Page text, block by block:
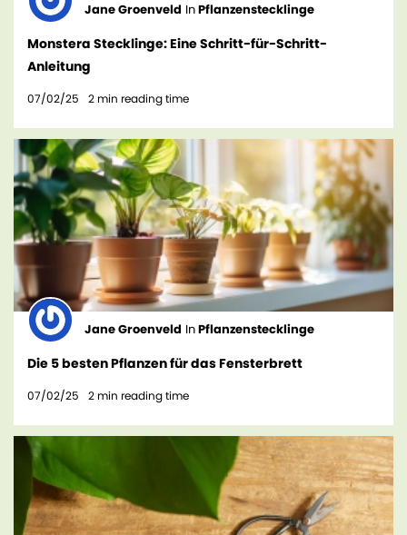
Jane Groenveld InPflanzenstecklinge
Monstera Stecklinge: Eine Schritt-für-Schritt-
Anleitung
07/02/25 2 min reading time
Jane Groenveld InPflanzenstecklinge
Die 5 besten Pflanzen für das Fensterbrett
07/02/25 2 min reading time